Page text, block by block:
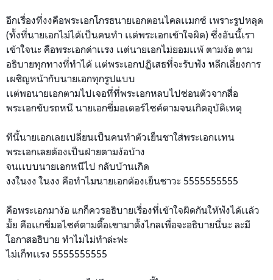
อีกเรื่องที่งงคือพระเอกโกรธนายเอกตอนไคลเเมกซ์ เพราะรูปหลุด
(ทั้งที่นายเอกไม่ได้เป็นคนทำ เเต่พระเอกเข้าใจผิด) ซึ่งอันนี้เรา
เข้าใจนะ คือพระเอกด่าเเรง เเต่นายเอกไม่ยอมเเพ้ ตามง้อ ตาม
อธิบายทุกทางที่ทำได้ เเต่พระเอกปฏิเสธที่จะรับฟัง หลีกเลี่ยงการ
เผชิญหน้ากับนายเอกทุกรูปแบบ
เเต่พอนายเอกตามไปเจอที่ที่พระเอกหลบไปซ่อนตัวจากสื่อ
พระเอกขับรถหนี นายเอกขี่มอเตอร์ไซค์ตามจนเกิดอุบัติเหตุ
ทีนี้นายเอกเลยเปลี่ยนเป็นคนทำตัวเย็นชาใส่พระเอกเเทน
พระเอกเลยต้องเป็นฝ่ายตามง้อบ้าง
จนเเบบนายเอกหนีไป กลับบ้านเกิด
งงในงง ในงง คือทำไมนายเอกต้องเย็นชาวะ 5555555555
คือพระเอกมาง้อ แกก็ควรอธิบายเรื่องที่เข้าใจผิดกันให้ฟังได้เเล้ว
มั้ย คือเเกขี่มอไซค์ตามตื๊อเขามาตั้งไกลเพื่อจะอธิบายนี่นะ ละมี
โอกาสอธิบาย ทำไมไม่ทำล่ะฟะ
ไม่เก็ทเเรง 5555555555